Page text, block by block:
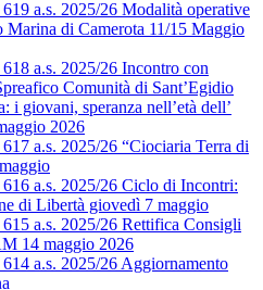
a.s. 2025/26 Modalità operative
Marina di Camerota 11/15 Maggio
a.s. 2025/26 Incontro con
Comunità di Sant’Egidio
i giovani, speranza nell’età dell’
2026
a.s. 2025/26 “Ciociaria Terra di
a.s. 2025/26 Ciclo di Incontri:
di Libertà giovedì 7 maggio
a.s. 2025/26 Rettifica Consigli
14 maggio 2026
a.s. 2025/26 Aggiornamento